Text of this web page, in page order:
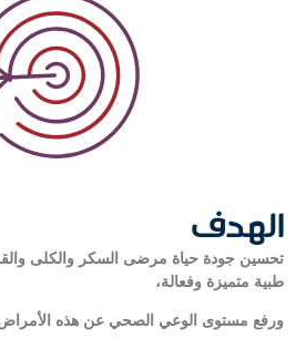
الهدف
تحسين جودة حياة مرضى السكر والكلى
طبية متميزة وفعالة،
ورفع مستوى الوعي الصحي عن هذه الأمراض،